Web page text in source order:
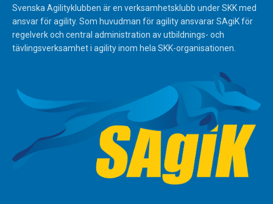
Svenska Agilityklubben är en verksamhetsklubb under SKK med
ansvar för agility. Som huvudman för agility ansvarar SAgiK för
regelverk och central administration av utbildnings- och
tävlingsverksamhet i agility inom hela SKK-organisationen.